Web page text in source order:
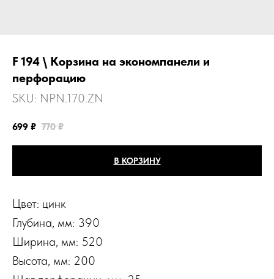
F 194 \ Корзина на экономпанели и
перфорацию
SKU: NPN.170.ZN
699 ₽ 770 ₽
В КОРЗИНУ
Цвет: цинк
Глубина, мм: 390
Ширина, мм: 520
Высота, мм: 200